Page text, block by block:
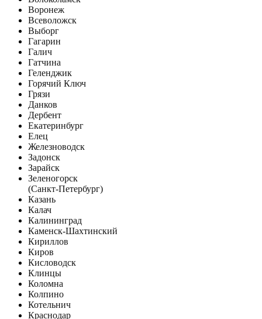
Воронеж
Всеволожск
Выборг
Гагарин
Галич
Гатчина
Геленджик
Горячий Ключ
Грязи
Данков
Дербент
Екатеринбург
Елец
Железноводск
Задонск
Зарайск
Зеленогорск
(Санкт-Петербург)
Казань
Калач
Калининград
Каменск-Шахтинский
Кириллов
Киров
Кисловодск
Клинцы
Коломна
Колпино
Котельнич
Краснодар